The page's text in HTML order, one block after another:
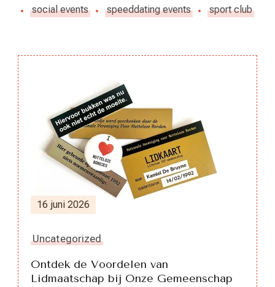
social events
speeddating events sport club
Berichtnavigatie
16 juni 2026
Uncategorized
Ontdek de Voordelen van
Lidmaatschap bij Onze Gemeenschap